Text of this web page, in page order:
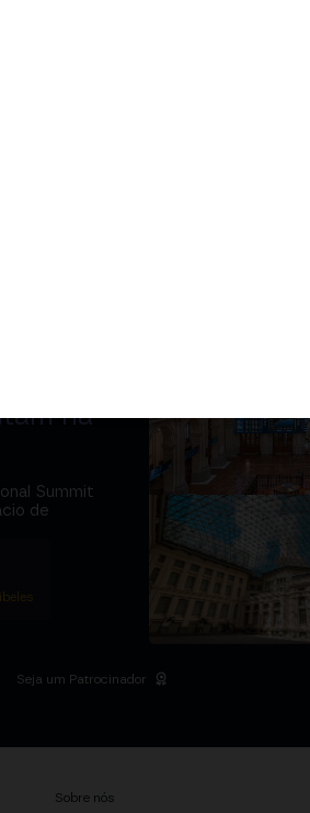
o
na
Summit
de
Seja um Patrocinador
Sobre nós